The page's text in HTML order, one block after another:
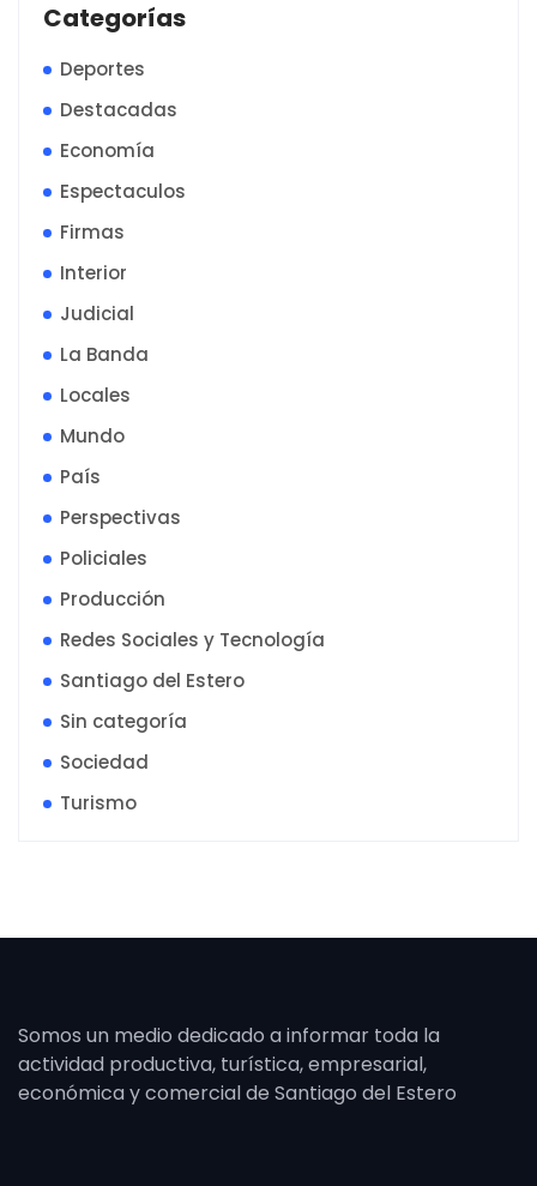
Categorías
Deportes
Destacadas
Economía
Espectaculos
Firmas
Interior
Judicial
La Banda
Locales
Mundo
País
Perspectivas
Policiales
Producción
Redes Sociales y Tecnología
Santiago del Estero
Sin categoría
Sociedad
Turismo
Somos un medio dedicado a informar toda la
actividad productiva, turística, empresarial,
económica y comercial de Santiago del Estero